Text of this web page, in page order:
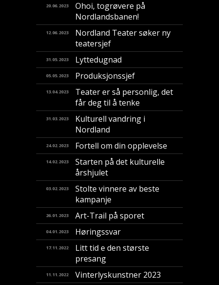
20.06.2023
​Ohoi, togrøvere på
Nordlandsbanen!
12.06.2023
Nordland Teater søker ny
teatersjef
31.05.2023 Lyttedugnad
05.05.2023 Produksjonssjef
13.04.2023
Teater er så personlig, det
får deg til å tenke
31.03.2023
Kulturell vandring i
Nordland
24.02.2023 Fortell om din opplevelse
14.02.2023
Starten på det kulturelle
årshjulet
03.02.2023
Stolte vinnere av beste
kampanje
26.01.2023 Art-Trail på sporet
04.01.2023 Høringssvar
17.11.2022
Litt tid e den største
presang
11.11.2022 Vinterlyskunstner 2023